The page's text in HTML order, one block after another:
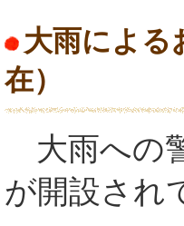
大雨による
在）
大雨への
が開設され